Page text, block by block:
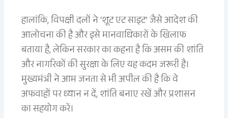
हालांकि, विपक्षी दलों ने ‘शूट एट साइट’ जैसे आदेश की
आलोचना की है और इसे मानवाधिकारों के खिलाफ
बताया है, लेकिन सरकार का कहना है कि असम की शांति
और नागरिकों की सुरक्षा के लिए यह कदम जरूरी है।
मुख्यमंत्री ने आम जनता से भी अपील की है कि वे
अफवाहों पर ध्यान न दें, शांति बनाए रखें और प्रशासन
का सहयोग करें।